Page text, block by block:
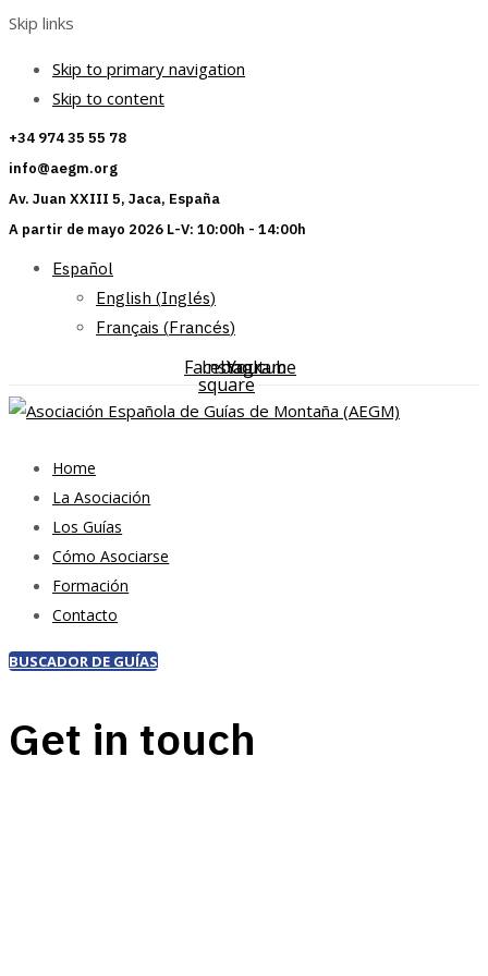
Skip links
Skip to primary navigation
Skip to content
+34 974 35 55 78
info@aegm.org
Av. Juan XXIII 5, Jaca, España
A partir de mayo 2026 L-V: 10:00h - 14:00h
Español
English (Inglés)
Français (Francés)
Facebook-
square
Instagram
Youtube
Home
La Asociación
Los Guías
Cómo Asociarse
Formación
Contacto
BUSCADOR DE GUÍAS
Get in touch